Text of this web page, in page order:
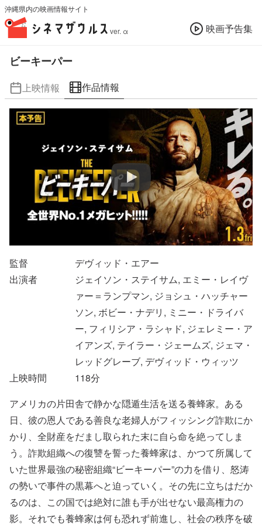
沖縄県内の映画情報サイト
ver. α 映画予告集
ビーキーパー
上映情報 作品情報
監督
デヴィッド・エアー
出演者
ジェイソン・ステイサム, エミー・レイヴ
ァー＝ランプマン, ジョシュ・ハッチャー
ソン, ボビー・ナデリ, ミニー・ドライバ
ー, フィリシア・ラシャド, ジェレミー・ア
イアンズ, テイラー・ジェームズ, ジェマ・
レッドグレーブ, デヴィッド・ウィッツ
上映時間
118分
アメリカの片田舎で静かな隠遁生活を送る養蜂家。ある
日、彼の恩人である善良な老婦人がフィッシング詐欺にか
かり、全財産をだまし取られた末に自ら命を絶ってしま
う。詐欺組織への復讐を誓った養蜂家は、かつて所属して
いた世界最強の秘密組織“ビーキーパー”の力を借り、怒涛
の勢いで事件の黒幕へと迫っていく。その先に立ちはだか
るのは、この国では絶対に誰も手が出せない最高権力の
影。それでも養蜂家は何も恐れず前進し、社会の秩序を破